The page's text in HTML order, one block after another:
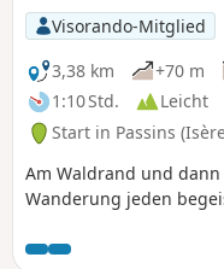
Visorando-Mitglied
3,38 km
+70 m
1:10 Std.
Leicht
Start in Passins
Am Waldrand und
Wanderung jeden